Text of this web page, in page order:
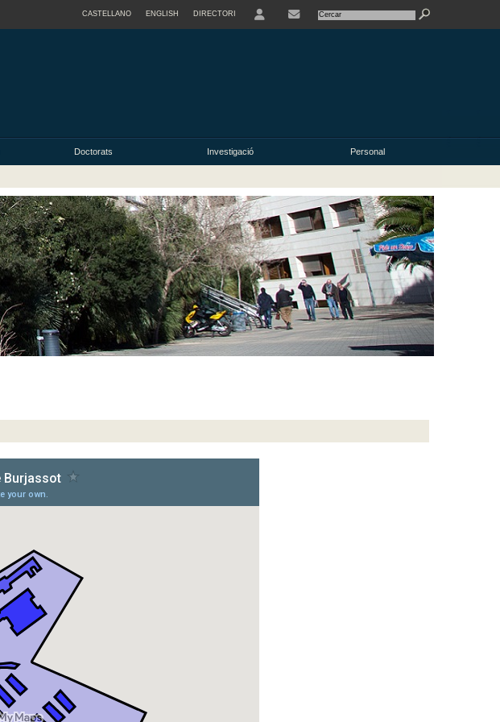
CASTELLANO ENGLISH DIRECTORI
Doctorats Investigació Personal